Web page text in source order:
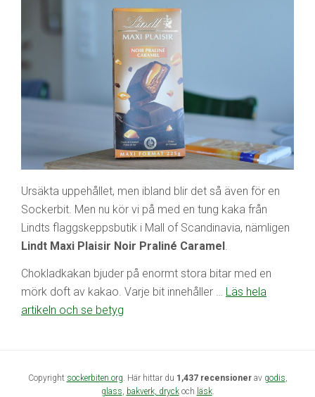
Ursäkta uppehållet, men ibland blir det så även för en
Sockerbit. Men nu kör vi på med en tung kaka från
Lindts flaggskeppsbutik i Mall of Scandinavia, nämligen
Lindt Maxi Plaisir Noir Praliné Caramel
Chokladkakan bjuder på enormt stora bitar med en
mörk doft av kakao. Varje bit innehåller … Läs hela
artikeln och se betyg
Copyright sockerbiten.org . Här hittar du 1,437 recensionerav godis
glass bakverk, dryckoch läsk.